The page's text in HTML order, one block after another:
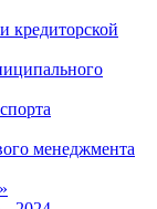
кредиторской
менеджмента